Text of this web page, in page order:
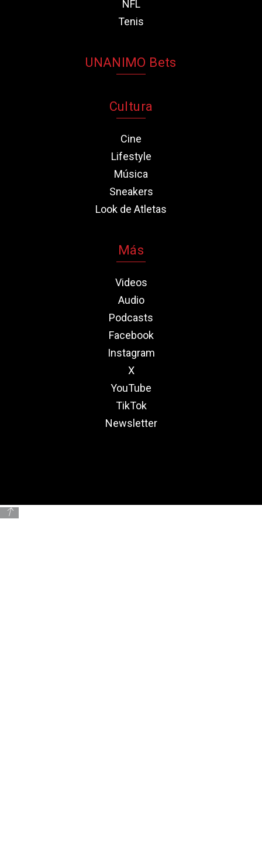
NFL
Tenis
UNANIMO Bets
Cultura
Cine
Lifestyle
Música
Sneakers
Look de Atletas
Más
Videos
Audio
Podcasts
Facebook
Instagram
X
YouTube
TikTok
Newsletter